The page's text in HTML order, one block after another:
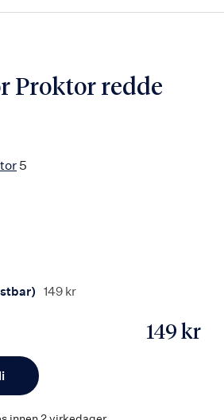
Proktor redde
5
149 kr
149 kr